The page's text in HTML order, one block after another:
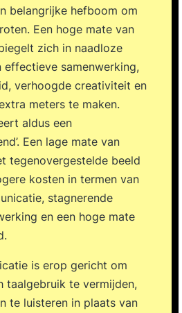
belangrijke hefboom om
Een hoge mate van
zich in naadloze
effectieve samenwerking,
verhoogde creativiteit en
meters te maken.
aldus een
Een lage mate van
tegenovergestelde beeld
kosten in termen van
stagnerende
en een hoge mate
is erop gericht om
taalgebruik te vermijden,
te luisteren in plaats van